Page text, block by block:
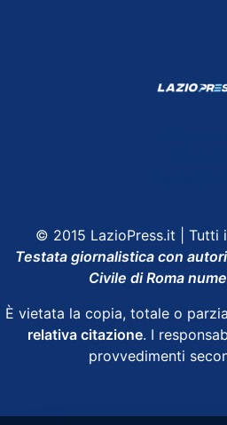
© 2015 LazioPress.it | Tutti
Testata giornalistica con
Civile di Roma
È vietata la copia, totale o
relativa citazione. I
provvedimenti